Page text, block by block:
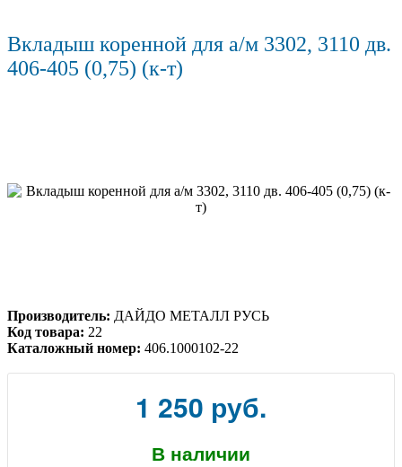
Вкладыш коренной для а/м 3302, 3110 дв.
406-405 (0,75) (к-т)
Производитель: ДАЙДО МЕТАЛЛ РУСЬ
Код товара: 22
Каталожный номер: 406.1000102-22
1 250 руб.
В наличии